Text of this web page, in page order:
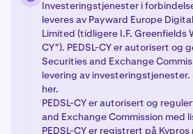
trinnene, vil dine valgte
passende regulatoriske
kundeklassifisering.
Få tilgang til nye produkter:
nødvendige trinnene, kan du
handelsmuligheter med våre
Investeringstjenester i
leveres av Payward Europe
Limited (tidligere I.F. Greenfields
CY"). PEDSL-CY er autorisert og
Securities and Exchange
levering av investeringstjenester.
her.
PEDSL-CY er autorisert og
and Exchange Commission med
PEDSL-CY er registrert på Kypros